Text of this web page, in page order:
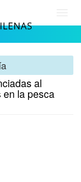
al
en la pesca